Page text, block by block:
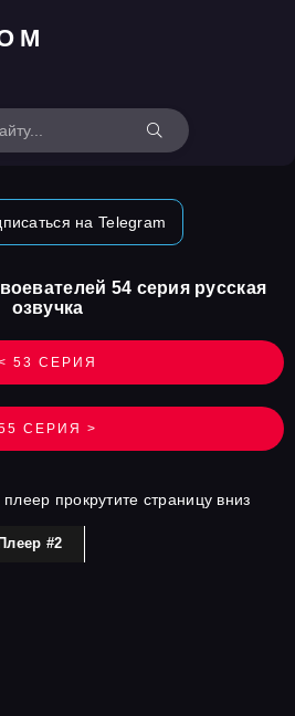
на Telegram
53 СЕРИЯ
54 серия русская
озвучка
СЕРИЯ >
прокрутите страницу вниз
Плеер #2